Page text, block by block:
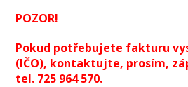
POZOR!
Pokud potřebujete fakturu
(IČO), kontaktujte, prosím,
tel. 725 964 570.